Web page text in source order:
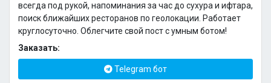
всегда под рукой, напоминания за час до сухура и ифтара,
поиск ближайших ресторанов по геолокации. Работает
круглосуточно. Облегчите свой пост с умным ботом!
Заказать:
Telegram бот